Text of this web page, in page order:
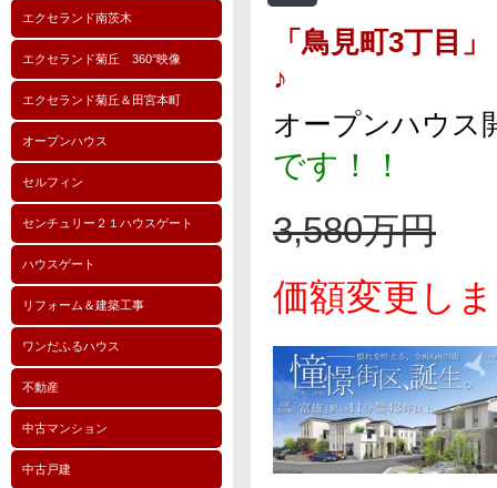
エクセランド南茨木
エクセランド菊丘 360°映像
エクセランド菊丘＆田宮本町
オープンハウス
セルフィン
センチュリー２１ハウスゲート
ハウスゲート
リフォーム＆建築工事
ワンだふるハウス
不動産
中古マンション
中古戸建
「鳥見町3丁目
♪
オープンハウ
です！！
3,580万円
価額変更し